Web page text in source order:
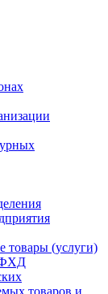
товары (услуги)
ФХД
товаров и